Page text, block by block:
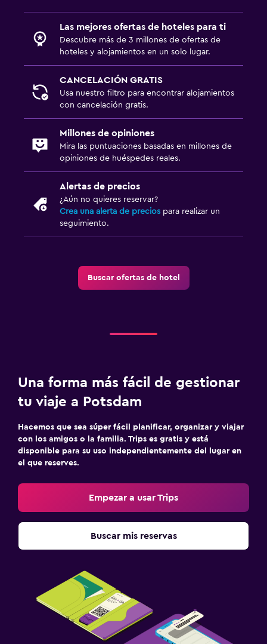
Cámaras CCTV en zonas comunes
Cámaras CCTV en el exterior
Seguridad las 24 horas
Botiquín de primeros auxilios
Caja fuerte
Sistema de entretenimiento
TV de pantalla plana
Reproductor de CD
Perchero
Armario o clóset
Estacionamiento y transporte
Estacionamiento
Zona de trabajo
Escritorio
Ideal para familias
Cuna/cama nido disponibles
Comidas para niños
Las mejores ofertas de hoteles para ti
Descubre más de 3 millones de ofertas de
hoteles y alojamientos en un solo lugar.
CANCELACIÓN GRATIS
Usa nuestro filtro para encontrar alojamientos
con cancelación gratis.
Millones de opiniones
Mira las puntuaciones basadas en millones de
opiniones de huéspedes reales.
Alertas de precios
¿Aún no quieres reservar?
Crea una alerta de precios para realizar un
seguimiento.
Buscar ofertas de hotel
Una forma más fácil de gestionar
tu viaje a Potsdam
Hacemos que sea súper fácil planificar, organizar y viajar
con los amigos o la familia. Trips es gratis y está
disponible para su uso independientemente del lugar en
el que reserves.
Empezar a usar Trips
Buscar mis reservas